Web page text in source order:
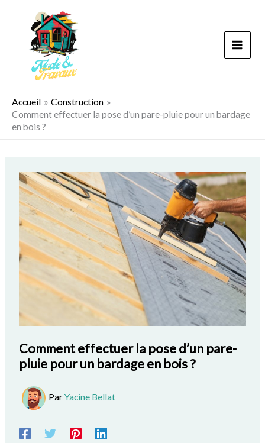
Accueil
Construction
Comment effectuer la pose d’un pare-pluie pour un bardage
en bois ?
Comment effectuer la pose d’un pare-
pluie pour un bardage en bois ?
ParYacine Bellat